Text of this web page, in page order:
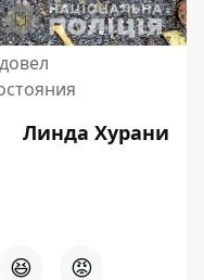
Линда Хурани
😆 😡